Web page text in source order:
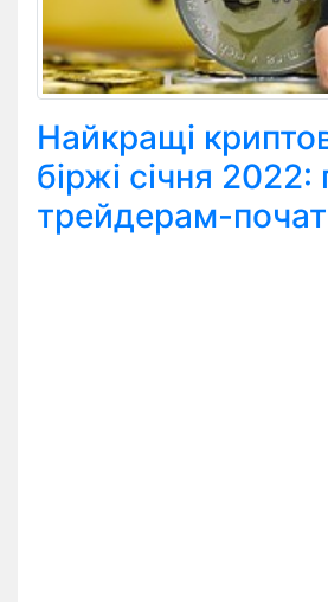
Найкращі
біржі січня
трейдерам-